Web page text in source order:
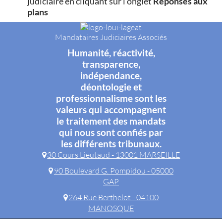
plans
Mandataires Judiciaires Associés
Humanité, réactivité,
transparence,
indépendance,
déontologie et
professionnalisme sont les
valeurs qui accompagnent
le traitement des mandats
qui nous sont confiés par
les différents tribunaux.
30 Cours Lieutaud - 13001 MARSEILLE
90 Boulevard G. Pompidou - 05000
GAP
264 Rue Berthelot - 04100
MANOSQUE